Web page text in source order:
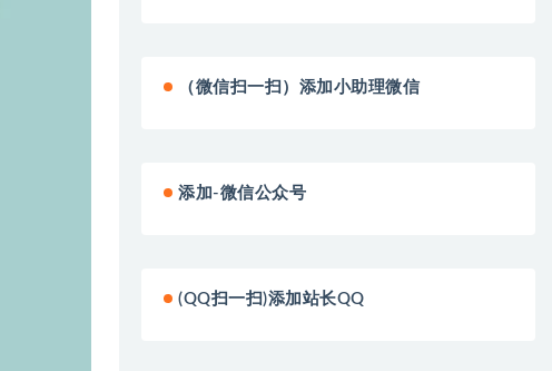
（微信扫一扫）添加小助理微信
添加-微信公众号
(QQ扫一扫)添加站长QQ